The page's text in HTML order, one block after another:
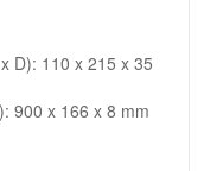
D): 110 x 215 x 35
900 x 166 x 8 mm